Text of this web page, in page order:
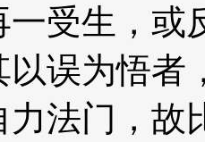
一受生，或
以误为悟者
力法门，故